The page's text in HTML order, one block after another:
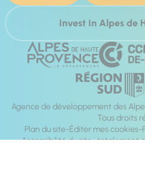
Invest In Alpes de
Agence de développement des
Tous droits
Plan du site Éditer mes cookies
Accessibilité du site : totalement